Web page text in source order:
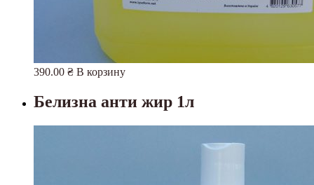
390.00 ₴ В корзину
Белизна анти жир 1л